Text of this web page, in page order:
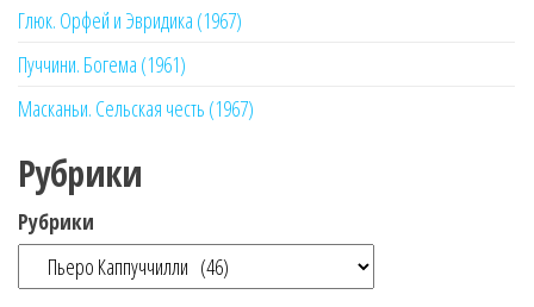
Глюк. Орфей и Эвридика (1967)
Пуччини. Богема (1961)
Масканьи. Сельская честь (1967)
Рубрики
Рубрики